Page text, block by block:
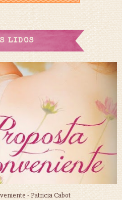
LIDOS
- Patricia Cabot